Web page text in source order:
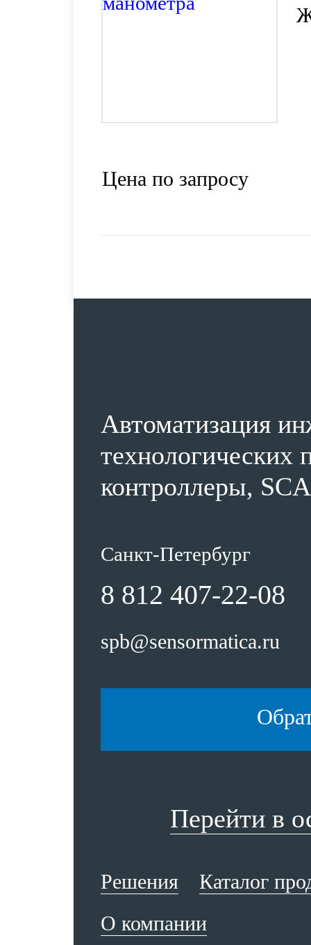
Цена по запросу
Автоматизация
технологических
контроллеры,
Санкт-Петербург
8 812 407-22-08
spb@sensormatica.ru
Перейти в
Решения
Каталог
О компании